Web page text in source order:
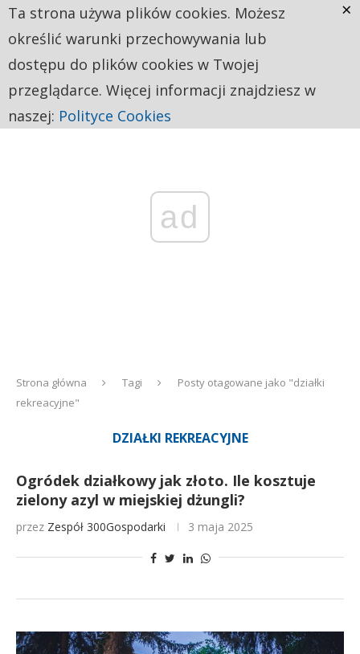
ad
Strona główna Tagi
Posty otagowane jako "działki
rekreacyjne"
DZIAŁKI REKREACYJNE
Ogródek działkowy jak złoto. Ile kosztuje
zielony azyl w miejskiej dżungli?
przez Zespół 300Gospodarki 3 maja 2025
Ta strona używa plików cookies. Możesz
określić warunki przechowywania lub
dostępu do plików cookies w Twojej
przeglądarce. Więcej informacji znajdziesz w
naszej: Polityce Cookies
×